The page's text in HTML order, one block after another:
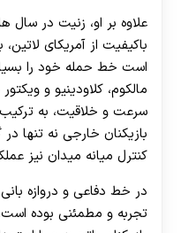
علاوه بر او، زنیت در سال
باکیفیت از آمریکای لاتین،
است خط حمله خود را
مالکوم، کلاودینیو و
سرعت و خلاقیت، به
بازیکنان خارجی نه تنها
کنترل میانه میدان نیز
در خط دفاعی و دروازه بانی
تجربه و مطمئنی بوده